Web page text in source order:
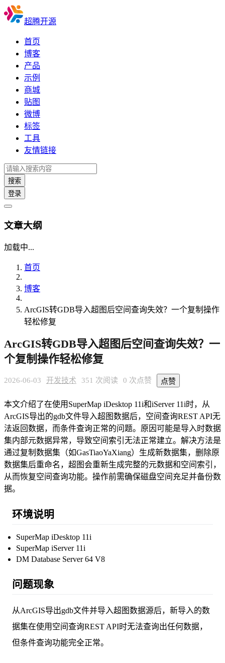
超腾开源
首页
博客
产品
示例
商城
贴图
微博
标签
工具
友情链接
搜索
登录
文章大纲
加载中...
首页
博客
ArcGIS转GDB导入超图后空间查询失效？一个复制操作
轻松修复
ArcGIS转GDB导入超图后空间查询失效？一
个复制操作轻松修复
2026-06-03 开发技术 351 次阅读 0 次点赞 点赞
本文介绍了在使用SuperMap iDesktop 11i和iServer 11i时，从
ArcGIS导出的gdb文件导入超图数据后，空间查询REST API无
法返回数据，而条件查询正常的问题。原因可能是导入时数据
集内部元数据异常，导致空间索引无法正常建立。解决方法是
通过复制数据集（如GasTiaoYaXiang）生成新数据集，删除原
数据集后重命名，超图会重新生成完整的元数据和空间索引，
从而恢复空间查询功能。操作前需确保磁盘空间充足并备份数
据。
环境说明
SuperMap iDesktop 11i
SuperMap iServer 11i
DM Database Server 64 V8
问题现象
从ArcGIS导出gdb文件并导入超图数据源后，新导入的数
据集在使用空间查询REST API时无法查询出任何数据，
但条件查询功能完全正常。